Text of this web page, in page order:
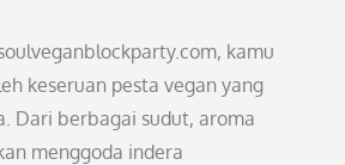
kamu
keseruan pesta vegan yang
Dari berbagai sudut, aroma
menggoda indera